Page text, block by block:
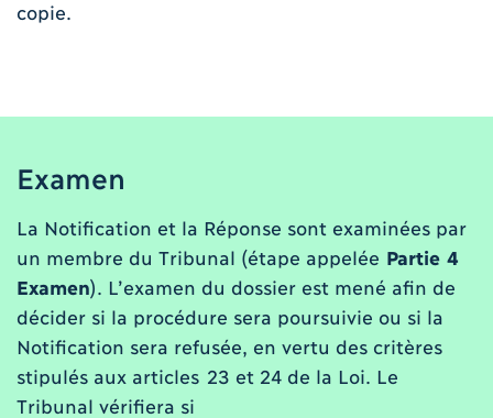
copie.
Examen
La Notification et la Réponse sont examinées par
un membre du Tribunal (étape appelée Partie 4
Examen). L’examen du dossier est mené afin de
décider si la procédure sera poursuivie ou si la
Notification sera refusée, en vertu des critères
stipulés aux articles 23 et 24 de la Loi. Le
Tribunal vérifiera si